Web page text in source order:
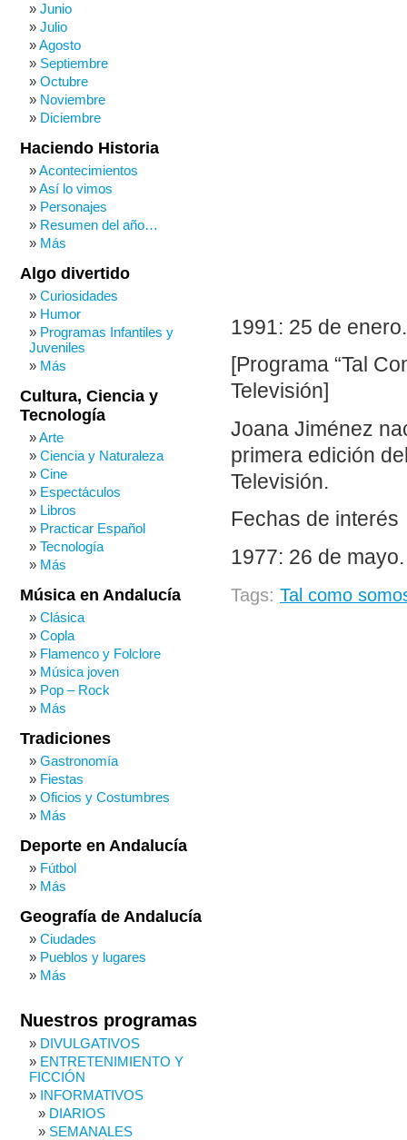
1991: 25 de
[Programa “Tal
Televisión]
Joana Jiménez
primera edición
Televisión.
Fechas de interés
1977: 26 de
Tags: Tal como
Junio
Julio
Agosto
Septiembre
Octubre
Noviembre
Diciembre
Haciendo Historia
Acontecimientos
Así lo vimos
Personajes
Resumen del año…
Más
Algo divertido
Curiosidades
Humor
Programas Infantiles y
Juveniles
Más
Cultura, Ciencia y
Tecnología
Arte
Ciencia y Naturaleza
Cine
Espectáculos
Libros
Practicar Español
Tecnología
Más
Música en Andalucía
Clásica
Copla
Flamenco y Folclore
Música joven
Pop – Rock
Más
Tradiciones
Gastronomía
Fiestas
Oficios y Costumbres
Más
Deporte en Andalucía
Fútbol
Más
Geografía de Andalucía
Ciudades
Pueblos y lugares
Más
Nuestros programas
DIVULGATIVOS
ENTRETENIMIENTO Y
FICCIÓN
INFORMATIVOS
DIARIOS
SEMANALES